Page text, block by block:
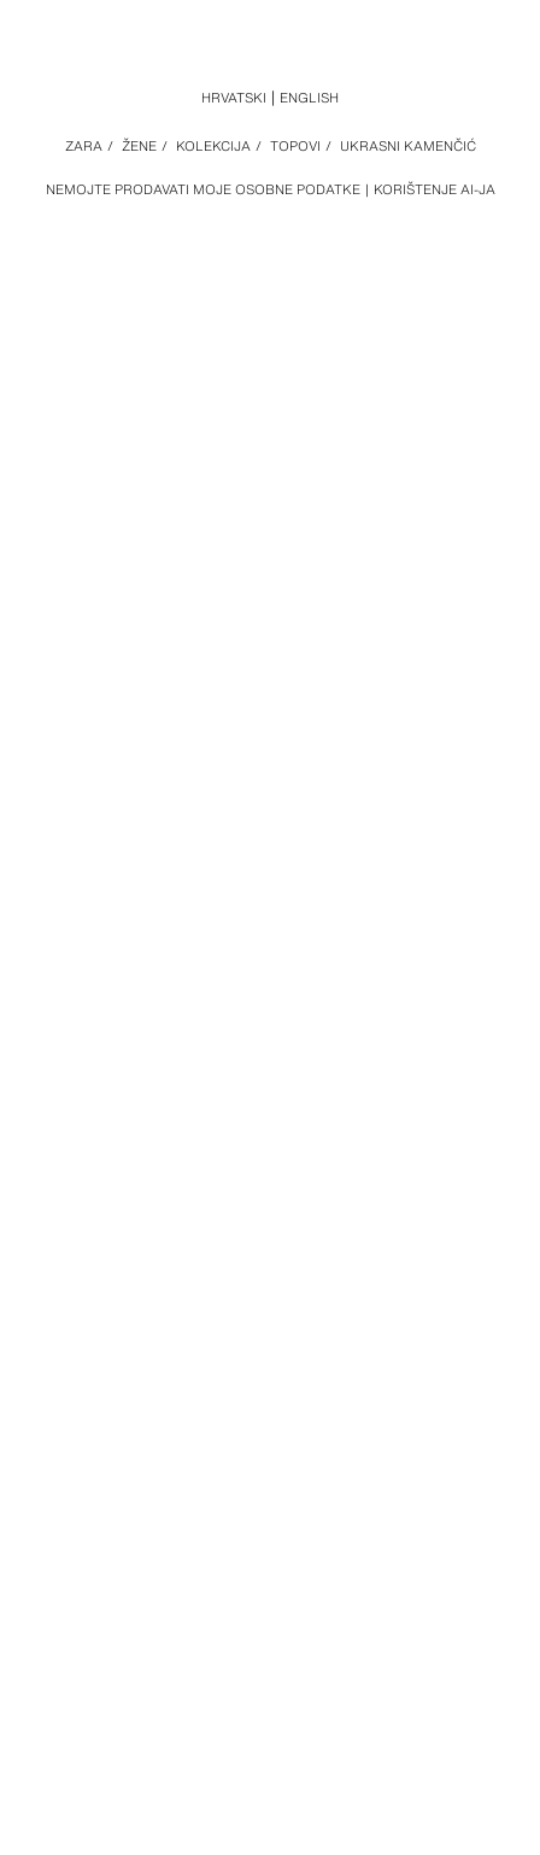
NEMOJTE PRODAVATI MOJE OSOBNE PODATKE KORIŠTENJE AI-JA
ZARA / ŽENE / KOLEKCIJA / TOPOVI / UKRASNI KAMENČIĆ
HRVATSKI ENGLISH